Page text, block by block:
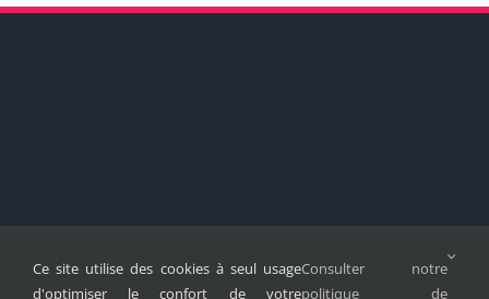
Ce site utilise des cookies à seul usage
d'optimiser le confort de votre
Consulter notre
politique de